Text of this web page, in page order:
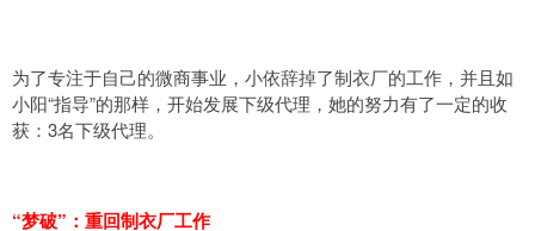
为了专注于自己的微商事业，小依辞掉了制衣厂的工作，并且如
小阳“指导”的那样，开始发展下级代理，她的努力有了一定的收
获：3名下级代理。
“梦破”：重回制衣厂工作